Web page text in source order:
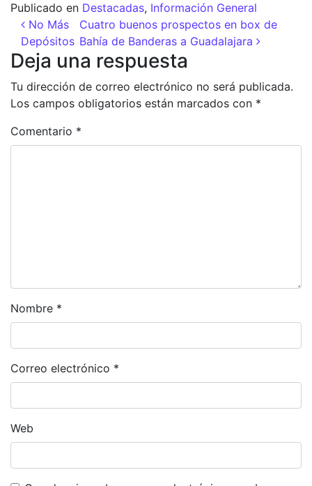
Publicado en Destacadas, Información General
Navegación de entradas
No Más
Depósitos
Cuatro buenos prospectos en box de
Bahía de Banderas a Guadalajara
Deja una respuesta
Tu dirección de correo electrónico no será publicada.
Los campos obligatorios están marcados con *
Comentario *
Nombre *
Correo electrónico *
Web